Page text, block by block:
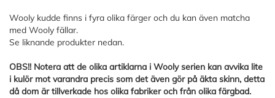
Wooly kudde finns i fyra olika färger och du kan även matcha
med Wooly fällar.
Se liknande produkter nedan.
OBS!! Notera att de olika artiklarna i Wooly serien kan avvika lite
i kulör mot varandra precis som det även gör på äkta skinn, detta
då dom är tillverkade hos olika fabriker och från olika färgbad.